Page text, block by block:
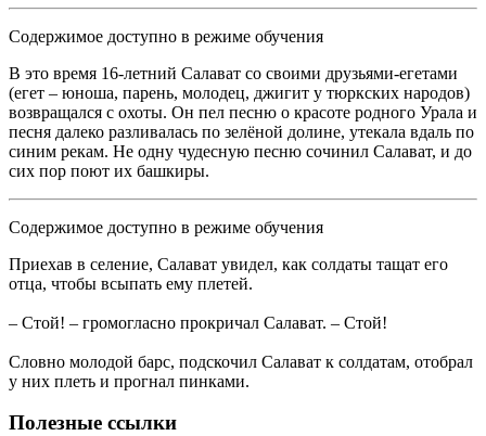
Содержимое доступно в режиме обучения
В это время 16-летний Салават со своими друзьями-егетами
(егет – юноша, парень, молодец, джигит у тюркских народов)
возвращался с охоты. Он пел песню о красоте родного Урала и
песня далеко разливалась по зелёной долине, утекала вдаль по
синим рекам. Не одну чудесную песню сочинил Салават, и до
сих пор поют их башкиры.
Содержимое доступно в режиме обучения
Приехав в селение, Салават увидел, как солдаты тащат его
отца, чтобы всыпать ему плетей.
– Стой! – громогласно прокричал Салават. – Стой!
Словно молодой барс, подскочил Салават к солдатам, отобрал
у них плеть и прогнал пинками.
Полезные ссылки